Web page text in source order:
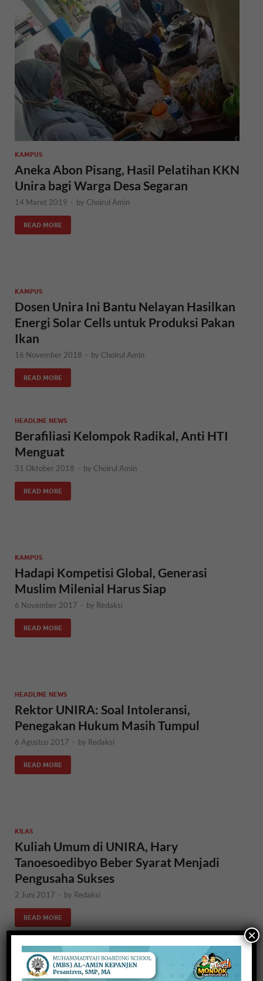
KAMPUS
Aneka Abon Pisang, Hasil Pelatihan KKN
Unira bagi Warga Desa Segaran
14 Maret 2019 - by Choirul Amin
READ MORE
KAMPUS
Dosen Unira Ini Bantu Nelayan Hasilkan
Energi Solar Cells untuk Produksi Pakan
Ikan
16 November 2018 - by Choirul Amin
READ MORE
HEADLINE NEWS
Berafiliasi Kelompok Radikal, Anti HTI
Menguat
31 Oktober 2018 - by Choirul Amin
READ MORE
KAMPUS
Hadapi Kompetisi Global, Generasi
Muslim Milenial Harus Siap
6 November 2017 - by Redaksi
READ MORE
HEADLINE NEWS
Rektor UNIRA: Soal Intoleransi,
Penegakan Hukum Masih Tumpul
6 Agustus 2017 - by Redaksi
READ MORE
KILAS
Kuliah Umum di UNIRA, Hary
Tanoesoedibyo Beber Syarat Menjadi
Pengusaha Sukses
2 Juni 2017 - by Redaksi
READ MORE
×